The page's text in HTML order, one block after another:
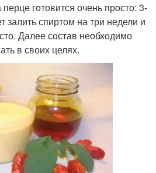
готовится очень просто: 3-
залить спиртом на три недели и
Далее состав необходимо
в своих целях.